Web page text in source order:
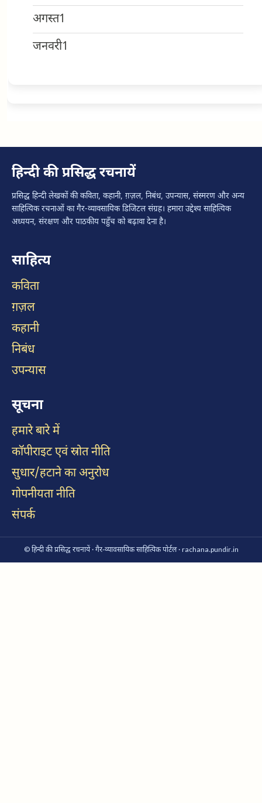
अगस्त1
जनवरी1
हिन्दी की प्रसिद्ध रचनायें
प्रसिद्ध हिन्दी लेखकों की कविता, कहानी, ग़ज़ल, निबंध, उपन्यास, संस्मरण और अन्य
साहित्यिक रचनाओं का गैर-व्यावसायिक डिजिटल संग्रह। हमारा उद्देश्य साहित्यिक
अध्ययन, संरक्षण और पाठकीय पहुँच को बढ़ावा देना है।
साहित्य
कविता
ग़ज़ल
कहानी
निबंध
उपन्यास
सूचना
हमारे बारे में
कॉपीराइट एवं स्रोत नीति
सुधार/हटाने का अनुरोध
गोपनीयता नीति
संपर्क
© हिन्दी की प्रसिद्ध रचनायें · गैर-व्यावसायिक साहित्यिक पोर्टल · rachana.pundir.in